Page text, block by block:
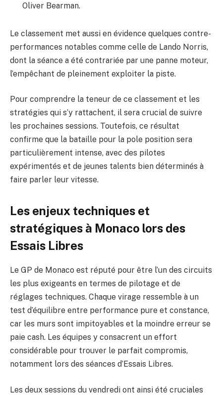
Oliver Bearman.
Le classement met aussi en évidence quelques contre-
performances notables comme celle de Lando Norris,
dont la séance a été contrariée par une panne moteur,
l’empêchant de pleinement exploiter la piste.
Pour comprendre la teneur de ce classement et les
stratégies qui s’y rattachent, il sera crucial de suivre
les prochaines sessions. Toutefois, ce résultat
confirme que la bataille pour la pole position sera
particulièrement intense, avec des pilotes
expérimentés et de jeunes talents bien déterminés à
faire parler leur vitesse.
Les enjeux techniques et
stratégiques à Monaco lors des
Essais Libres
Le GP de Monaco est réputé pour être l’un des circuits
les plus exigeants en termes de pilotage et de
réglages techniques. Chaque virage ressemble à un
test d’équilibre entre performance pure et constance,
car les murs sont impitoyables et la moindre erreur se
paie cash. Les équipes y consacrent un effort
considérable pour trouver le parfait compromis,
notamment lors des séances d’Essais Libres.
Les deux sessions du vendredi ont ainsi été cruciales